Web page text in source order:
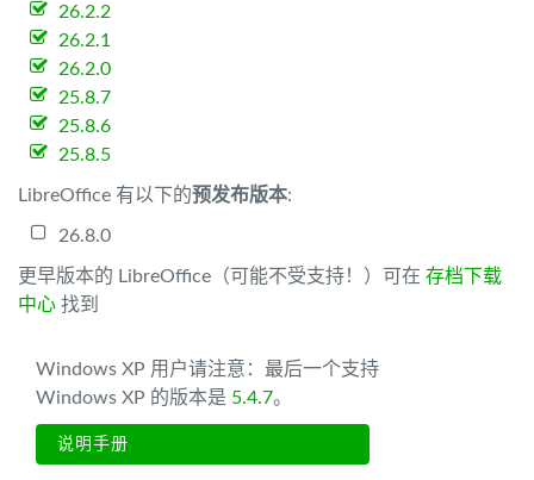
26.2.2
26.2.1
26.2.0
25.8.7
25.8.6
25.8.5
LibreOffice 有以下的预发布版本:
26.8.0
更早版本的 LibreOffice（可能不受支持！）可在 存档下载
中心 找到
Windows XP 用户请注意：最后一个支持
Windows XP 的版本是 5.4.7。
说明手册